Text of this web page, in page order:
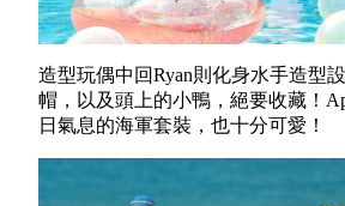
造型玩偶中回Ryan則化身水手造型
帽，以及頭上的小鴨，絕要收藏！
日氣息的海軍套裝，也十分可愛！